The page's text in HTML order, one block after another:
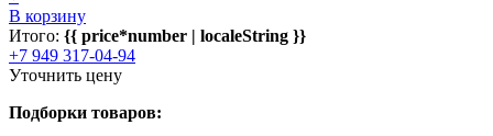
В корзину
Итого: {{ price*number | localeString }}
+7 949 317-04-94
Уточнить цену
Подборки товаров: